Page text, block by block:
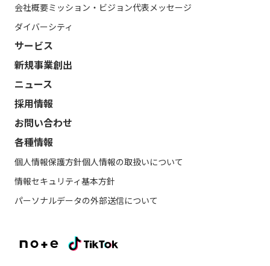
会社概要ミッション・ビジョン代表メッセージ
ダイバーシティ
サービス
新規事業創出
ニュース
採用情報
お問い合わせ
各種情報
個人情報保護方針個人情報の取扱いについて
情報セキュリティ基本方針
パーソナルデータの外部送信について